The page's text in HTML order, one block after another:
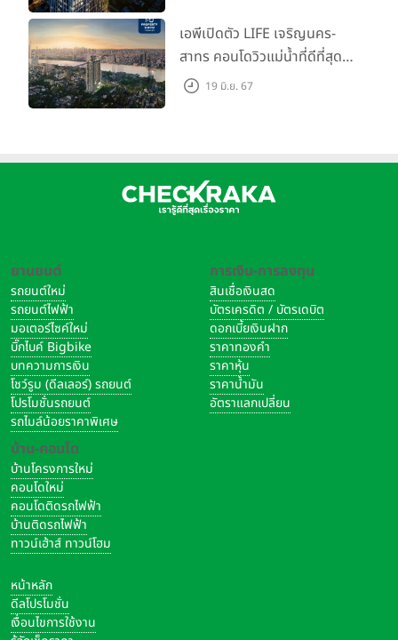
เอพีเปิดตัว LIFE เจริญนคร-
สาทร คอนโดวิวแม่น้ำที่ดีที่สุด
กับชีวิตที่เหนือกว่าในทุกมิติ
19 มิ.ย. 67
ยานยนต์
รถยนต์ใหม่
รถยนต์ไฟฟ้า
มอเตอร์ไซค์ใหม่
บิ๊กไบค์ Bigbike
บทความการเงิน
โชว์รูม (ดีลเลอร์) รถยนต์
โปรโมชั่นรถยนต์
รถไมล์น้อยราคาพิเศษ
บ้าน-คอนโด
บ้านโครงการใหม่
คอนโดใหม่
คอนโดติดรถไฟฟ้า
บ้านติดรถไฟฟ้า
ทาวน์เฮ้าส์ ทาวน์โฮม
การเงิน-การลงทุน
สินเชื่อเงินสด
บัตรเครดิต / บัตรเดบิต
ดอกเบี้ยเงินฝาก
ราคาทองคำ
ราคาหุ้น
ราคาน้ำมัน
อัตราแลกเปลี่ยน
หน้าหลัก
ดีลโปรโมชั่น
เงื่อนไขการใช้งาน